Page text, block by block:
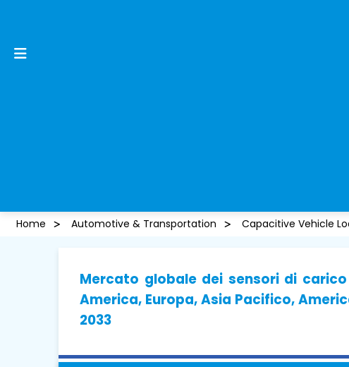
Home Automotive & Transportation Capacitive Vehicle
Mercato globale dei sensori di
America, Europa, Asia Pacifico,
2033